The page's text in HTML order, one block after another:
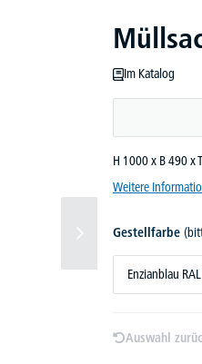
Im Katalog
H 1000 x B 490 x
Weitere
Gestellfarbe
Enzianblau
Auswahl